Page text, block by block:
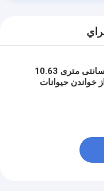
رنگ کراوات 27 سانتی متری 10.63
خواندن حیوانات